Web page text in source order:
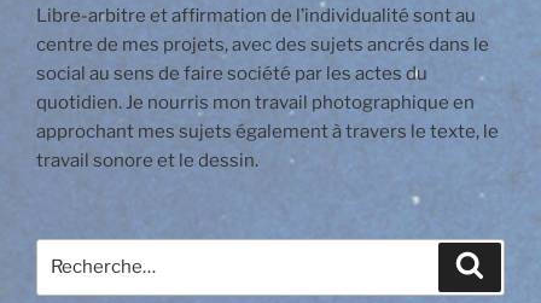
Libre-arbitre et affirmation de l’individualité sont au
centre de mes projets, avec des sujets ancrés dans le
social au sens de faire société par les actes du
quotidien. Je nourris mon travail photographique en
approchant mes sujets également à travers le texte, le
travail sonore et le dessin.